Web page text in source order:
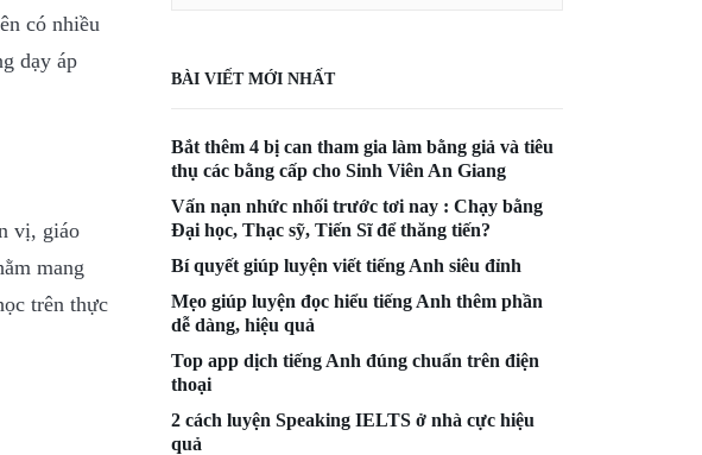
có nhiều
dạy áp
vị, giáo
mang
trên thực
BÀI VIẾT MỚI NHẤT
Bắt thêm 4 bị can tham gia làm bằng giả và tiêu
thụ các bằng cấp cho Sinh Viên An Giang
Vấn nạn nhức nhối trước tơi nay : Chạy bằng
Đại học, Thạc sỹ, Tiến Sĩ để thăng tiến?
Bí quyết giúp luyện viết tiếng Anh siêu đỉnh
Mẹo giúp luyện đọc hiểu tiếng Anh thêm phần
dễ dàng, hiệu quả
Top app dịch tiếng Anh đúng chuẩn trên điện
thoại
2 cách luyện Speaking IELTS ở nhà cực hiệu
quả